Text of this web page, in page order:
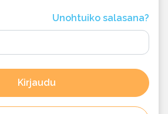
Unohtuiko salasana?
Kirjaudu